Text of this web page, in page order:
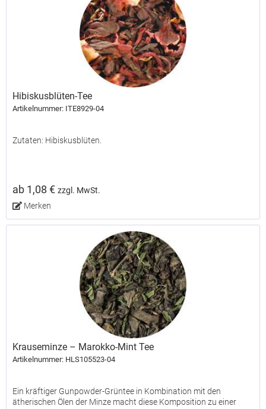
Hibiskusblüten-Tee
Artikelnummer: ITE8929-04
Zutaten: Hibiskusblüten.
ab 1,08 €zzgl. MwSt.
Merken
Krauseminze – Marokko-Mint Tee
Artikelnummer: HLS105523-04
Ein kräftiger Gunpowder-Grüntee in Kombination mit den
ätherischen Ölen der Minze macht diese Komposition zu einer